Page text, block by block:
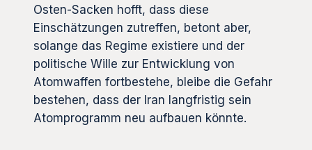
Osten-Sacken hofft, dass diese
Einschätzungen zutreffen, betont aber,
solange das Regime existiere und der
politische Wille zur Entwicklung von
Atomwaffen fortbestehe, bleibe die Gefahr
bestehen, dass der Iran langfristig sein
Atomprogramm neu aufbauen könnte.